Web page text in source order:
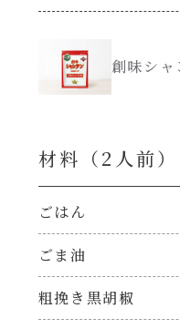
本気中華
鍋
シャンタン粉末（
含む）
京の和風だし
白だし
そうめんつゆ
焼肉のたれ 初代
創味シ
材料（2⼈前）
ごはん
ごま油
粗挽き黒胡椒